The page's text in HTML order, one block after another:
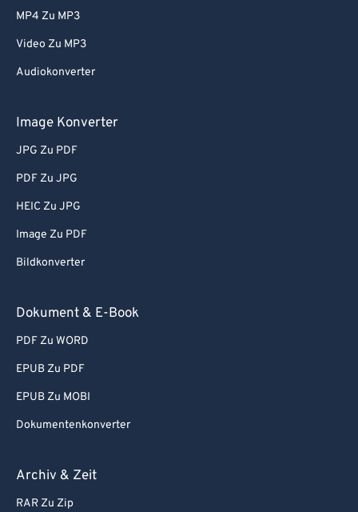
MP4 Zu MP3
Video Zu MP3
Audiokonverter
Image Konverter
JPG Zu PDF
PDF Zu JPG
HEIC Zu JPG
Image Zu PDF
Bildkonverter
Dokument & E-Book
PDF Zu WORD
EPUB Zu PDF
EPUB Zu MOBI
Dokumentenkonverter
Archiv & Zeit
RAR Zu Zip